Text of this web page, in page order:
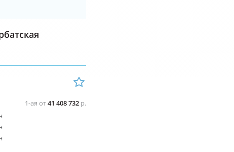
1-ая от41 408 732 р.